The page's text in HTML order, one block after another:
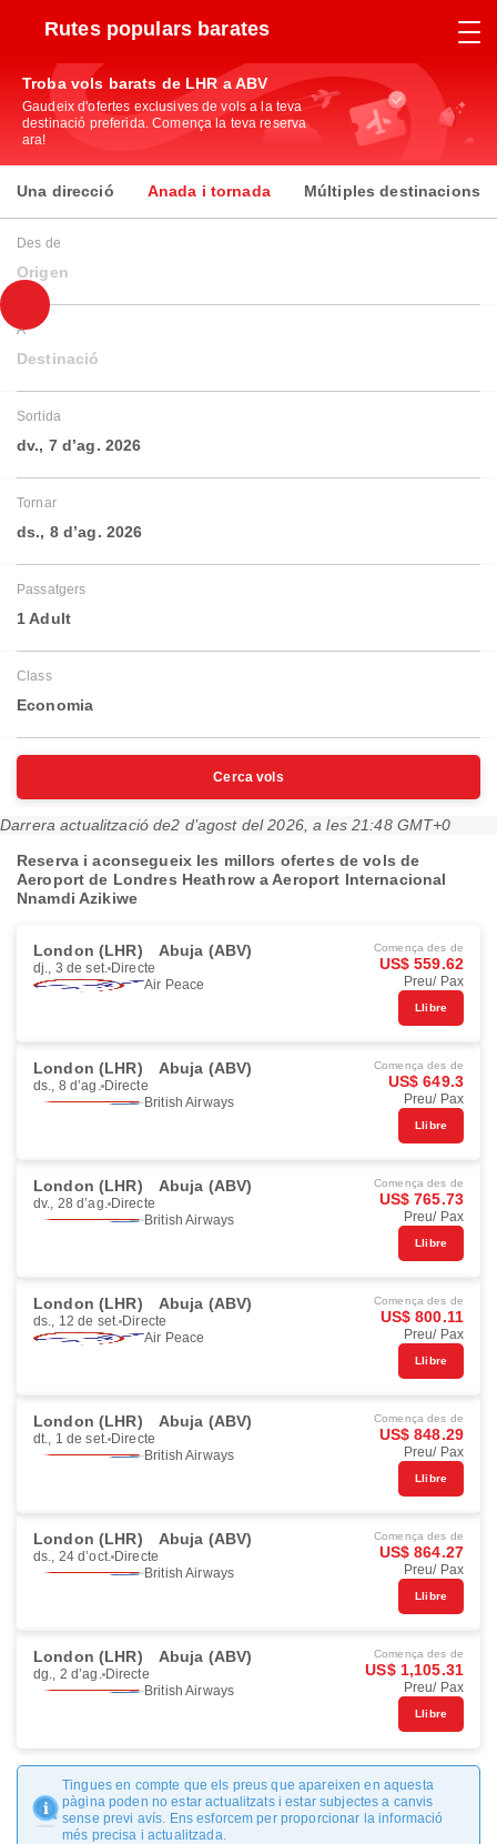
Rutes populars barates
Troba vols barats de LHR a ABV
Gaudeix d'ofertes exclusives de vols a la teva
destinació preferida. Comença la teva reserva
ara!
Una direcció Anada i tornada Múltiples destinacions
Des de
Origen
A
Destinació
Sortida
dv., 7 d’ag. 2026
Tornar
ds., 8 d’ag. 2026
Passatgers
1 Adult
Class
Economia
Cerca vols
Darrera actualització de2 d’agost del 2026, a les 21:48 GMT+0
Reserva i aconsegueix les millors ofertes de vols de
Aeroport de Londres Heathrow a Aeroport Internacional
Nnamdi Azikiwe
London (LHR) Abuja (ABV)
dj., 3 de set. Directe
Air Peace
Comença des de
US$ 559.62
Preu/ Pax
Llibre
London (LHR) Abuja (ABV)
ds., 8 d’ag. Directe
British Airways
Comença des de
US$ 649.3
Preu/ Pax
Llibre
London (LHR) Abuja (ABV)
dv., 28 d’ag. Directe
British Airways
Comença des de
US$ 765.73
Preu/ Pax
Llibre
London (LHR) Abuja (ABV)
ds., 12 de set. Directe
Air Peace
Comença des de
US$ 800.11
Preu/ Pax
Llibre
London (LHR) Abuja (ABV)
dt., 1 de set. Directe
British Airways
Comença des de
US$ 848.29
Preu/ Pax
Llibre
London (LHR) Abuja (ABV)
ds., 24 d’oct. Directe
British Airways
Comença des de
US$ 864.27
Preu/ Pax
Llibre
London (LHR) Abuja (ABV)
dg., 2 d’ag. Directe
British Airways
Comença des de
US$ 1,105.31
Preu/ Pax
Llibre
Tingues en compte que els preus que apareixen en aquesta
pàgina poden no estar actualitzats i estar subjectes a canvis
sense previ avís. Ens esforcem per proporcionar la informació
més precisa i actualitzada.